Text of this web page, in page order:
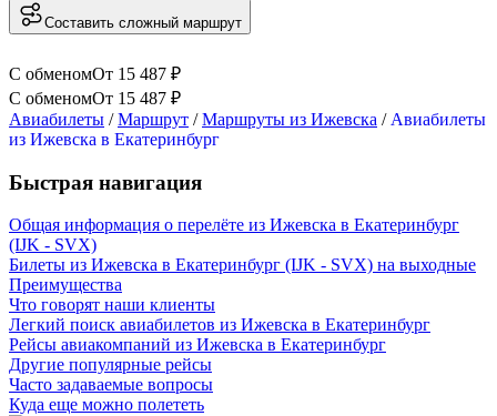
Составить сложный маршрут
С обменомОт 15 487 ₽
С обменомОт 15 487 ₽
Авиабилеты /Маршрут /Маршруты из Ижевска / Авиабилеты
из Ижевска в Екатеринбург
Быстрая навигация
Общая информация о перелёте из Ижевска в Екатеринбург
(IJK - SVX)
Билеты из Ижевска в Екатеринбург (IJK - SVX) на выходные
Преимущества
Что говорят наши клиенты
Легкий поиск авиабилетов из Ижевска в Екатеринбург
Рейсы авиакомпаний из Ижевска в Екатеринбург
Другие популярные рейсы
Часто задаваемые вопросы
Куда еще можно полететь